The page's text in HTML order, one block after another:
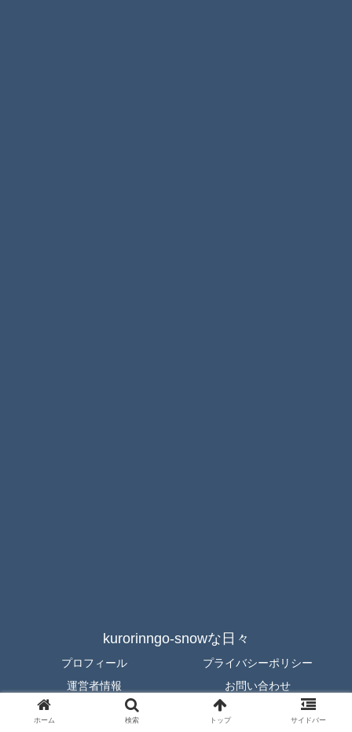
kurorinngo-snowな日々
プロフィール
プライバシーポリシー
運営者情報
お問い合わせ
© 2023 kurorinngo-snowな日々.
ホーム 検索 トップ サイドバー